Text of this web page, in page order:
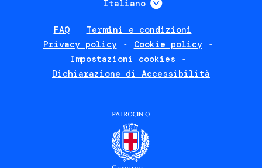
Italiano
FAQ
Termini e condizioni
Privacy policy
Cookie policy
Impostazioni cookies
Dichiarazione di Accessibilità